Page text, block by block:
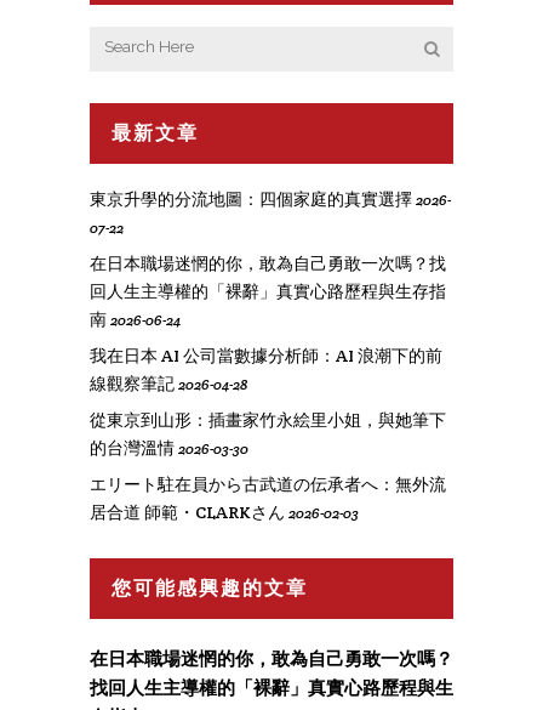
最新文章
東京升學的分流地圖：四個家庭的真實選擇 2026-
07-22
在日本職場迷惘的你，敢為自己勇敢一次嗎？找
回人生主導權的「裸辭」真實心路歷程與生存指
南 2026-06-24
我在日本 AI 公司當數據分析師：AI 浪潮下的前
線觀察筆記 2026-04-28
從東京到山形：插畫家竹永絵里小姐，與她筆下
的台灣溫情 2026-03-30
エリート駐在員から古武道の伝承者へ：無外流
居合道 師範・CLARKさん 2026-02-03
您可能感興趣的文章
在日本職場迷惘的你，敢為自己勇敢一次嗎？
找回人生主導權的「裸辭」真實心路歷程與生